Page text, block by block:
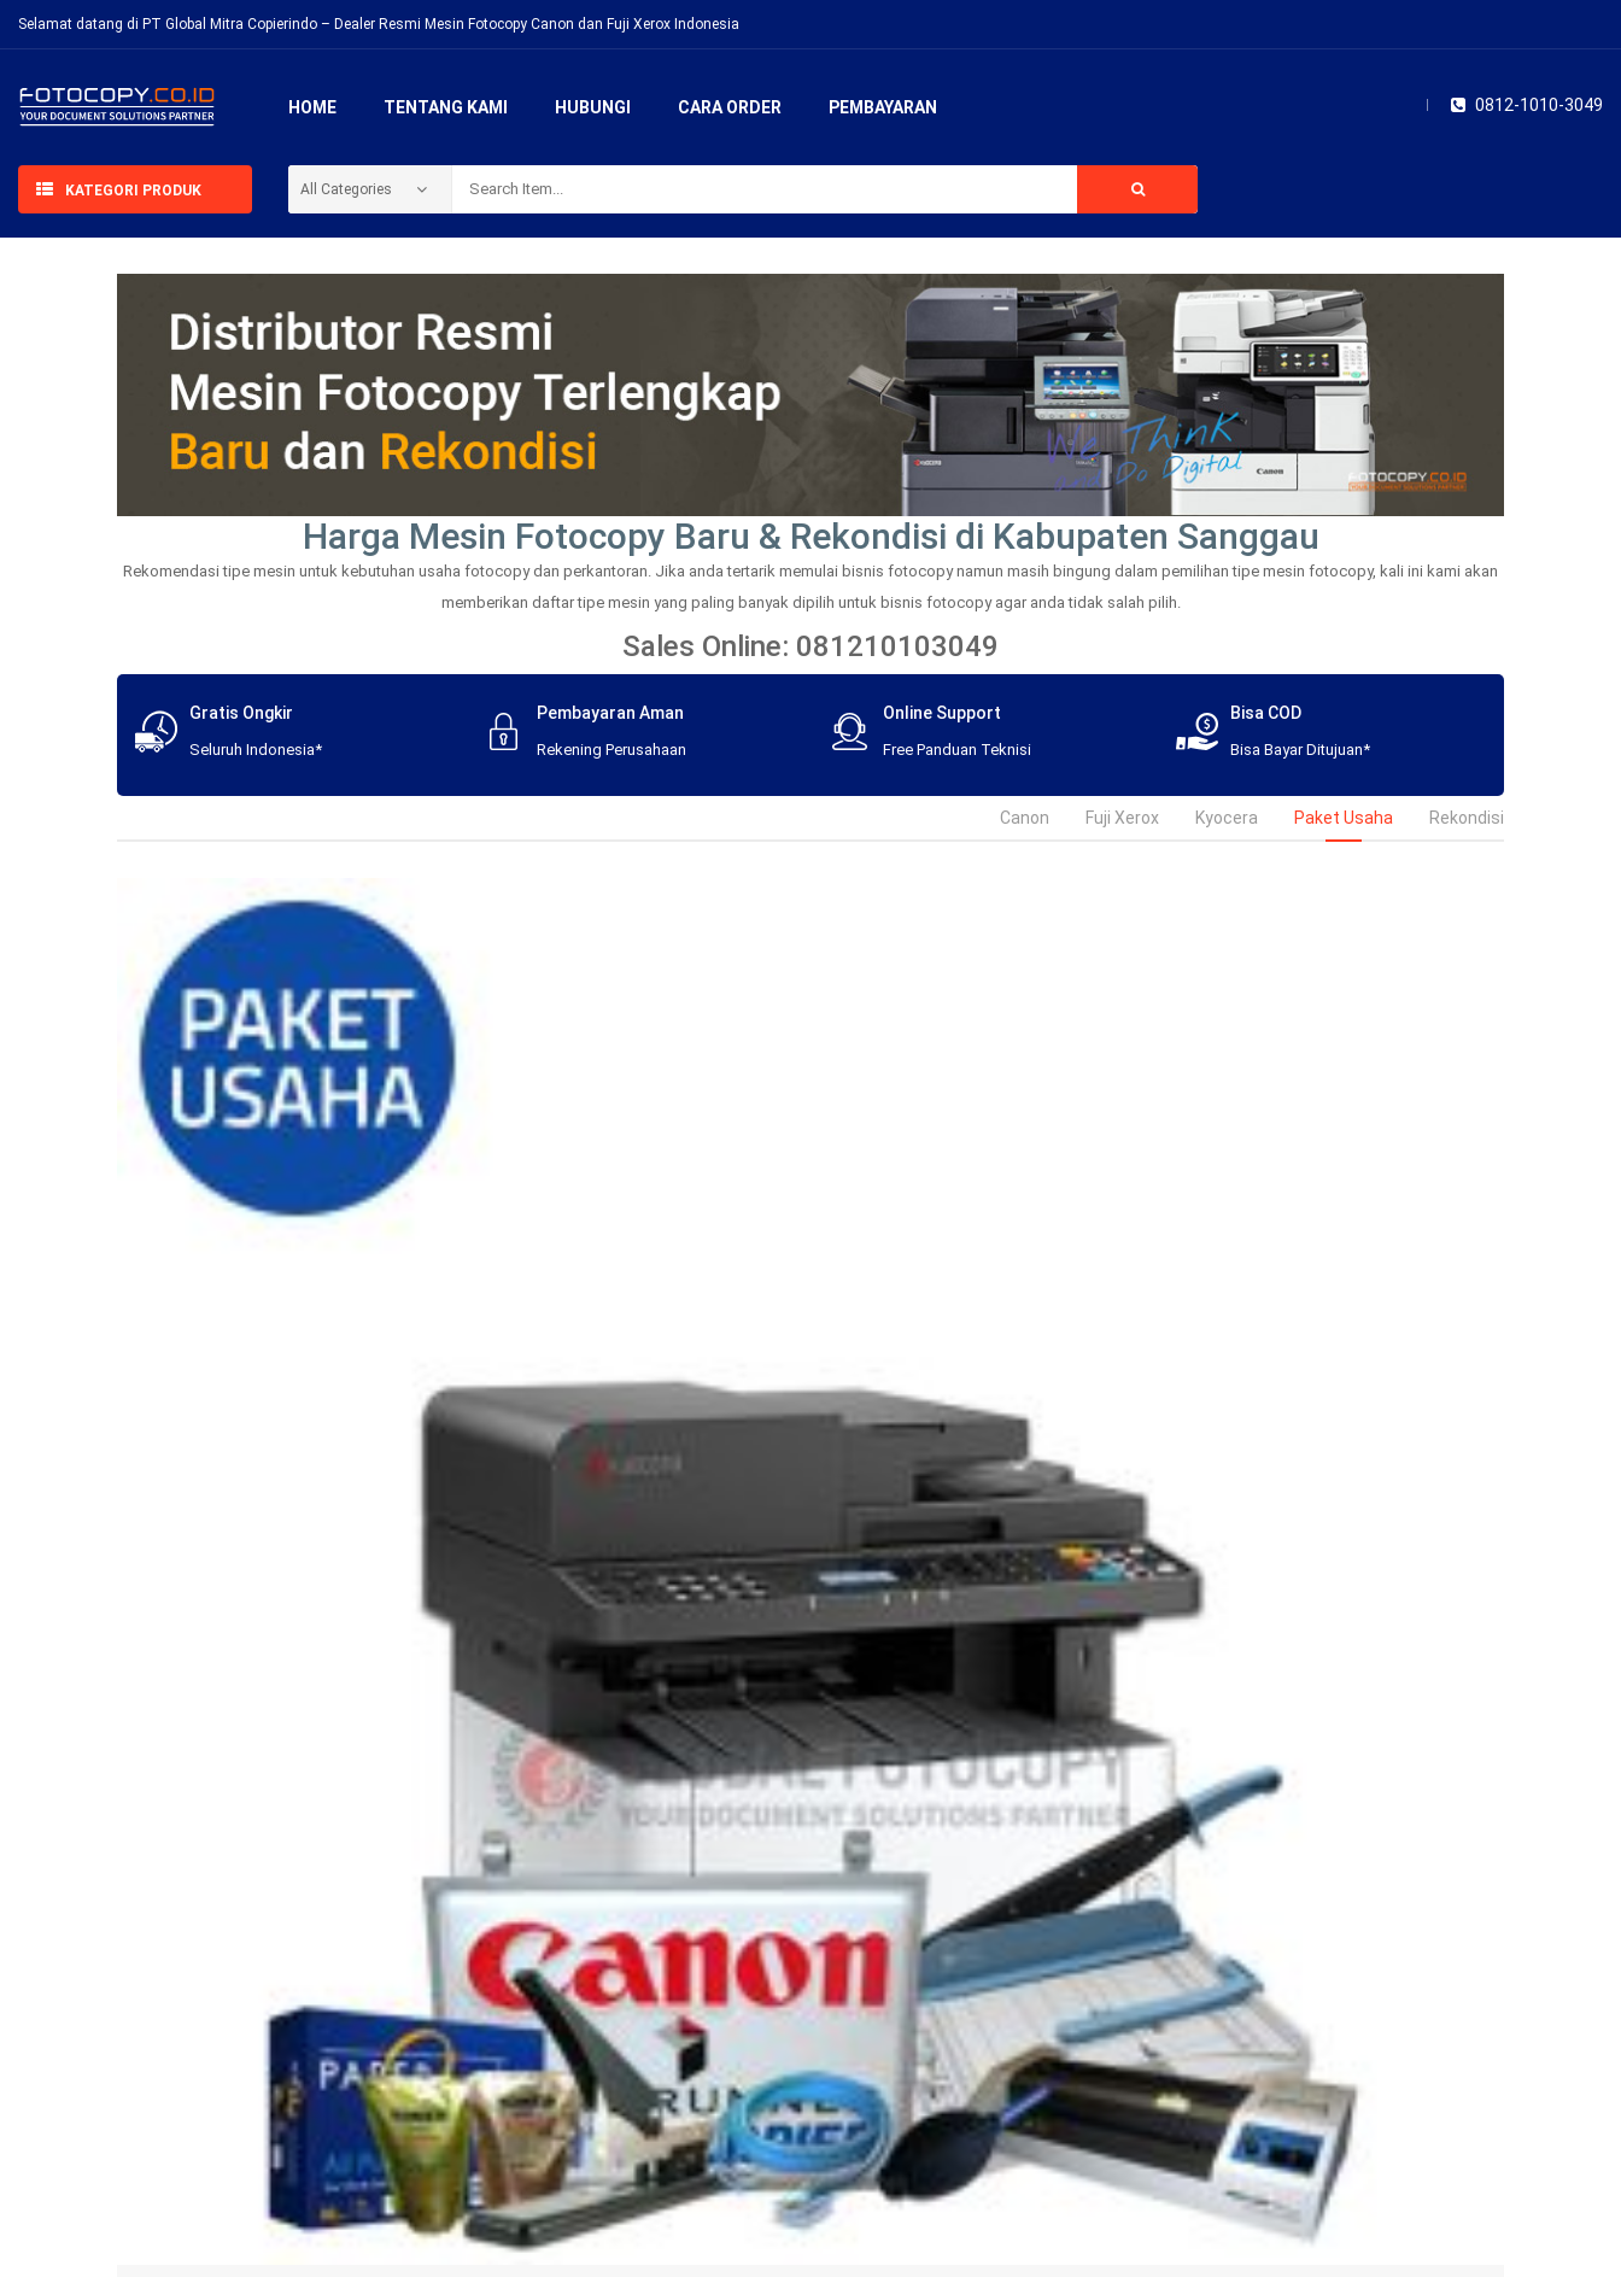
Selamat datang di PT Global Mitra Copierindo – Dealer Resmi Mesin Fotocopy Canon dan Fuji Xerox Indonesia
HOME TENTANG KAMI HUBUNGI CARA ORDER PEMBAYARAN 0812-1010-3049
KATEGORI PRODUK
Harga Mesin Fotocopy Baru & Rekondisi di Kabupaten Sanggau
Rekomendasi tipe mesin untuk kebutuhan usaha fotocopy dan perkantoran. Jika anda tertarik memulai bisnis fotocopy namun masih bingung dalam pemilihan tipe mesin fotocopy, kali ini kami akan
memberikan daftar tipe mesin yang paling banyak dipilih untuk bisnis fotocopy agar anda tidak salah pilih.
Sales Online: 081210103049
Gratis Ongkir
Seluruh Indonesia*
Pembayaran Aman
Rekening Perusahaan
Online Support
Free Panduan Teknisi
Bisa COD
Bisa Bayar Ditujuan*
Canon Fuji Xerox Kyocera Paket Usaha Rekondisi